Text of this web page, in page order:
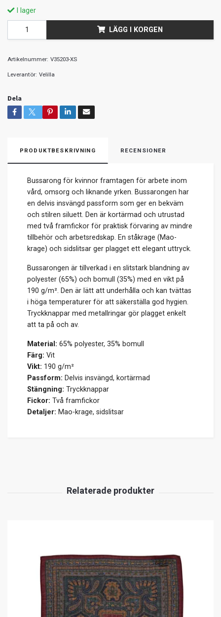
I lager
LÄGG I KORGEN
Artikelnummer: V35203-XS
Leverantör: Velilla
Dela
PRODUKTBESKRIVNING RECENSIONER
Bussarong för kvinnor framtagen för arbete inom
vård, omsorg och liknande yrken. Bussarongen har
en delvis insvängd passform som ger en bekväm
och stilren siluett. Den är kortärmad och utrustad
med två framfickor för praktisk förvaring av mindre
tillbehör och arbetsredskap. En ståkrage (Mao-
krage) och sidslitsar ger plagget ett elegant uttryck.
Bussarongen är tillverkad i en slitstark blandning av
polyester (65%) och bomull (35%) med en vikt på
190 g/m². Den är lätt att underhålla och kan tvättas
i höga temperaturer för att säkerställa god hygien.
Tryckknappar med metallringar gör plagget enkelt
att ta på och av.
Material: 65% polyester, 35% bomull
Färg: Vit
Vikt: 190 g/m²
Passform: Delvis insvängd, kortärmad
Stängning: Tryckknappar
Fickor: Två framfickor
Detaljer: Mao-krage, sidslitsar